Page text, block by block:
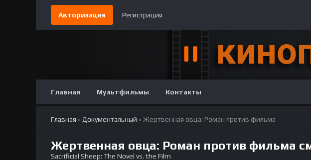
Авторизация Регистрация
Главная Мультфильмы Контакты
Главная » Документальный » Жертвенная овца: Роман против фильма
Жертвенная овца: Роман против фильма
Sacrificial Sheep: The Novel vs. the Film